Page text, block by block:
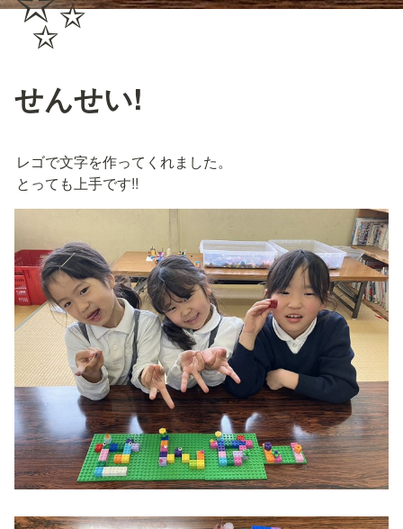
せんせい!
レゴで文字を作ってくれました。
とっても上手です!!